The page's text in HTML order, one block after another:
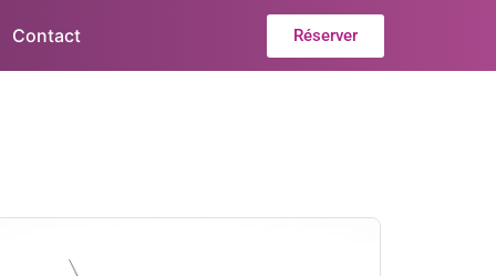
Contact Réserver